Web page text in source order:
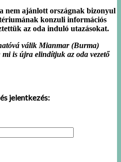
nem ajánlott országnak bizonyul
konzuli információs
az oda induló utazásokat.
válik Mianmar (Burma)
is újra elindítjuk az oda vezető
jelentkezés: